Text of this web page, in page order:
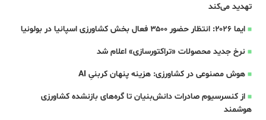
تهدید می‌کند
ایما ۲۰۲۶: انتظار حضور ۳۵۰۰ فعال بخش کشاورزی اسپانیا در بولونیا
نرخ جدید محصولات «تراکتورسازی» اعلام شد
هوش مصنوعی در کشاورزی: هزینه پنهان کربنیِ AI
از کنسرسیوم صادرات دانش‌بنیان تا گره‌های بازنشده کشاورزی
هوشمند